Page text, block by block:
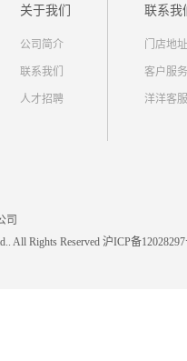
关于我们
公司简介
联系我们
人才招聘
联系我
门店地址
客户服务
洋洋客服
司
All Rights Reserved 沪ICP备